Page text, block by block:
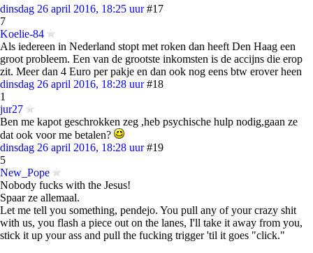
dinsdag 26 april 2016, 18:25 uur #17
7
Koelie-84
Als iedereen in Nederland stopt met roken dan heeft Den Haag een
groot probleem. Een van de grootste inkomsten is de accijns die erop
zit. Meer dan 4 Euro per pakje en dan ook nog eens btw erover heen
dinsdag 26 april 2016, 18:28 uur #18
1
jur27
Ben me kapot geschrokken zeg ,heb psychische hulp nodig,gaan ze
dat ook voor me betalen?
dinsdag 26 april 2016, 18:28 uur #19
5
New_Pope
Nobody fucks with the Jesus!
Spaar ze allemaal.
Let me tell you something, pendejo. You pull any of your crazy shit
with us, you flash a piece out on the lanes, I'll take it away from you,
stick it up your ass and pull the fucking trigger 'til it goes "click."